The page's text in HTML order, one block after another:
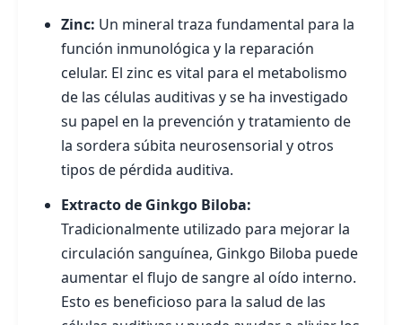
Zinc: Un mineral traza fundamental para la
función inmunológica y la reparación
celular. El zinc es vital para el metabolismo
de las células auditivas y se ha investigado
su papel en la prevención y tratamiento de
la sordera súbita neurosensorial y otros
tipos de pérdida auditiva.
Extracto de Ginkgo Biloba:
Tradicionalmente utilizado para mejorar la
circulación sanguínea, Ginkgo Biloba puede
aumentar el flujo de sangre al oído interno.
Esto es beneficioso para la salud de las